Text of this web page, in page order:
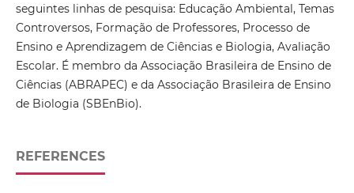
seguintes linhas de pesquisa: Educação Ambiental, Temas
Controversos, Formação de Professores, Processo de
Ensino e Aprendizagem de Ciências e Biologia, Avaliação
Escolar. É membro da Associação Brasileira de Ensino de
Ciências (ABRAPEC) e da Associação Brasileira de Ensino
de Biologia (SBEnBio).
REFERENCES